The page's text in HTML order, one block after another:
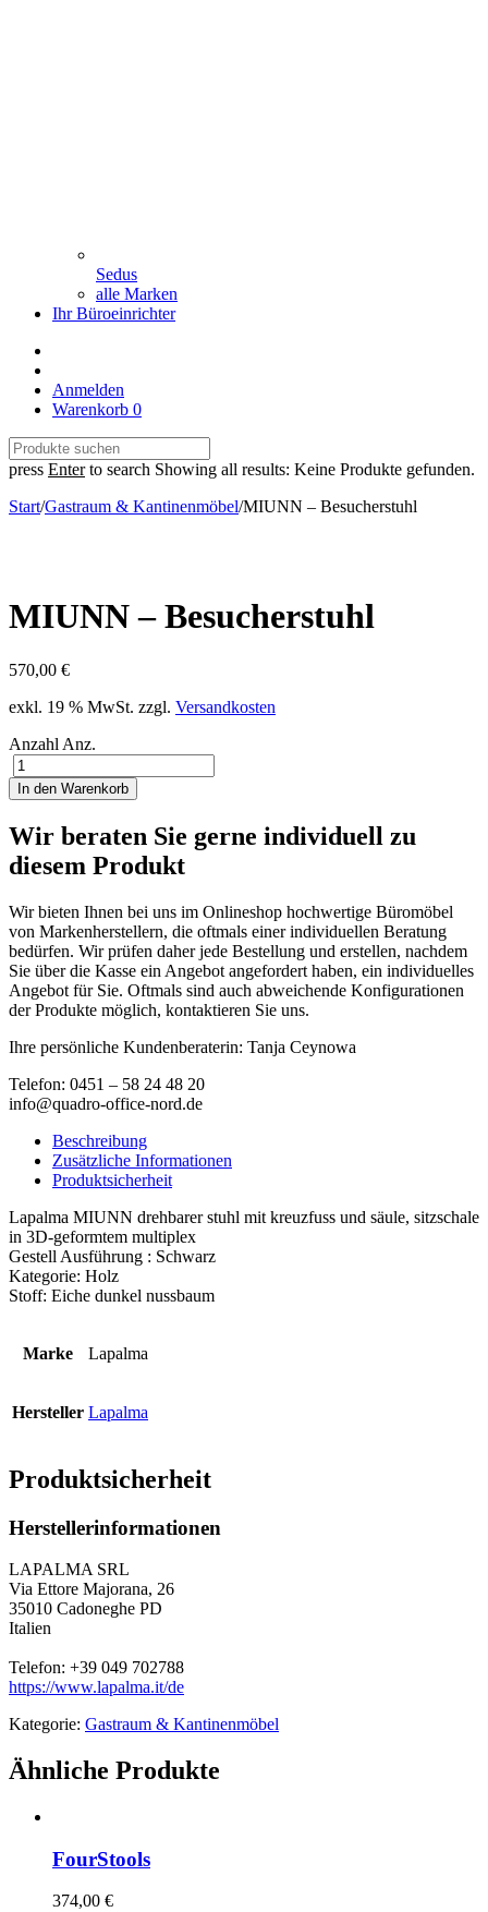
Sedus
alle Marken
Ihr Büroeinrichter
Anmelden
Warenkorb 0
press Enterto search Showing all results: Keine Produkte gefunden.
Start/Gastraum & Kantinenmöbel/MIUNN – Besucherstuhl
MIUNN – Besucherstuhl
570,00 €
exkl. 19 % MwSt. zzgl. Versandkosten
Anzahl Anz.
In den Warenkorb
Wir beraten Sie gerne individuell zu
diesem Produkt
Wir bieten Ihnen bei uns im Onlineshop hochwertige Büromöbel
von Markenherstellern, die oftmals einer individuellen Beratung
bedürfen. Wir prüfen daher jede Bestellung und erstellen, nachdem
Sie über die Kasse ein Angebot angefordert haben, ein individuelles
Angebot für Sie. Oftmals sind auch abweichende Konfigurationen
der Produkte möglich, kontaktieren Sie uns.
Ihre persönliche Kundenberaterin: Tanja Ceynowa
Telefon: 0451 – 58 24 48 20
info@quadro-office-nord.de
Beschreibung
Zusätzliche Informationen
Produktsicherheit
Lapalma MIUNN drehbarer stuhl mit kreuzfuss und säule, sitzschale
in 3D-geformtem multiplex
Gestell Ausführung : Schwarz
Kategorie: Holz
Stoff: Eiche dunkel nussbaum
Marke Lapalma
Hersteller Lapalma
Produktsicherheit
Herstellerinformationen
LAPALMA SRL
Via Ettore Majorana, 26
35010 Cadoneghe PD
Italien
Telefon: +39 049 702788
https://www.lapalma.it/de
Kategorie: Gastraum & Kantinenmöbel
Ähnliche Produkte
FourStools
374,00 €